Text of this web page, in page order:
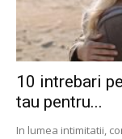
10 intrebari
tau pentru...
In lumea intimitatii,